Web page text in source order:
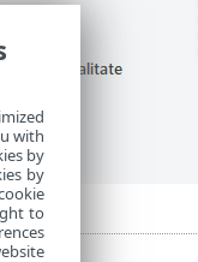
with
by
by
to